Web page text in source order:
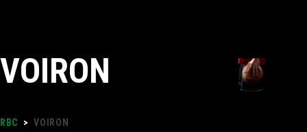
VOIRON
RBC > VOIRON